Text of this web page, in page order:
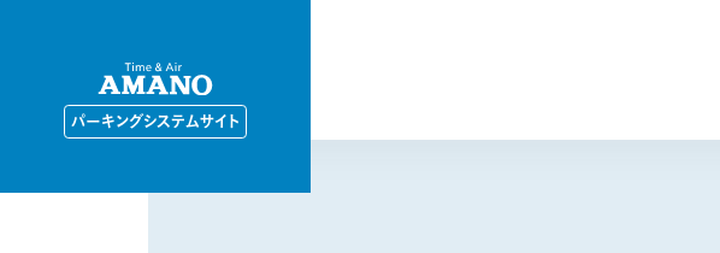
パーキングシステムサイト